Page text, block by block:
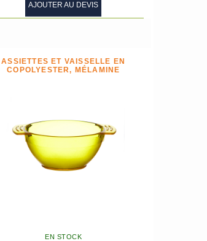
AJOUTER AU DEVIS
ASSIETTES ET VAISSELLE EN
COPOLYESTER, MÉLAMINE
EN STOCK